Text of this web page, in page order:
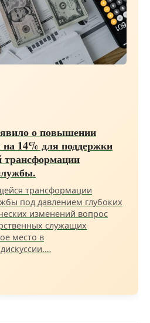
о повышении
14% для поддержки
трансформации
трансформации
под давлением глубоких
изменений вопрос
служащих
место в